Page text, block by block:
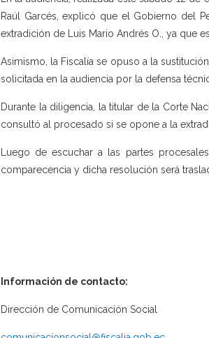
Raúl Garcés, explicó que el Gobierno del
extradición de Luis Mario Andrés O., ya que
Asimismo, la Fiscalía se opuso a la
solicitada en la audiencia por la defensa
Durante la diligencia, la titular de la Corte
consultó al procesado si se opone a la
Luego de escuchar a las partes
comparecencia y dicha resolución será
Información de contacto:
Dirección de Comunicación Social